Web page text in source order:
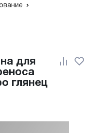
глянец